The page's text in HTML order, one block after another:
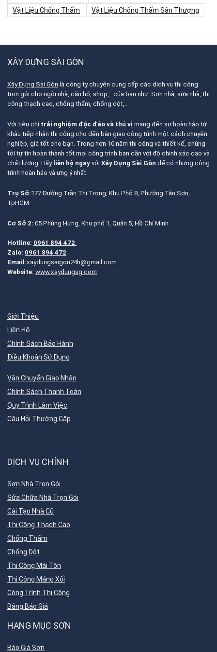
Vật Liệu Chống Thấm Vật Liệu Chống Thấm Sân Thượng
XÂY DỰNG SÀI GÒN
Xây Dựng Sài Gòn là công ty chuyên cung cấp các dịch vụ thi công
trọn gói cho ngôi nhà, căn hộ, shop,.. của bạn như: Sơn nhà, sửa nhà, thi
công thạch cao, chống thấm, chống dột,…
Với tiêu chí trải nghiệm độc đáo và thú vị mang đến sự hoàn hảo từ
khâu tiếp nhận thi công cho đến bàn giao công trình một cách chuyên
nghiệp, giá tốt cho bạn. Trong hơn 10 năm thi công và thiết kế, chúng
tôi tự tin hoàn thành tốt mọi công trình bạn cần với độ chính xác cao và
chất lượng. Hãy liên hệ ngay với Xây Dựng Sài Gòn để có những công
trình hoàn hảo và ưng ý nhất.
Trụ Sở:177 Đường Trần Thị Trọng, Khu Phố 8, Phường Tân Sơn,
TpHCM
Cơ Sở 2: 05 Phùng Hưng, Khu phố 1, Quận 5, Hồ Chí Minh
Hotline: 0961 894 472
Zalo: 0961 894 472
Email:xaydungsaigon24h@gmail.com
Website: www.xaydungsg.com
Giới Thiệu
Liên Hệ
Chính Sách Bảo Hành
Điều Khoản Sử Dụng
Vận Chuyển Giao Nhận
Chính Sách Thanh Toán
Quy Trình Làm Việc
Câu Hỏi Thường Gặp
DỊCH VỤ CHÍNH
Sơn Nhà Trọn Gói
Sửa Chữa Nhà Trọn Gói
Cải Tạo Nhà Cũ
Thi Công Thạch Cao
Chống Thấm
Chống Dột
Thi Công Mái Tôn
Thi Công Máng Xối
Công Trình Thi Công
Bảng Báo Giá
HẠNG MỤC SƠN
Báo Giá Sơn